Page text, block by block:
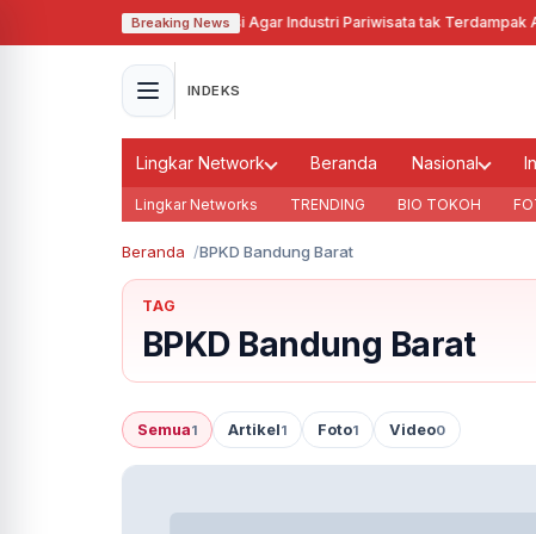
Breaking News
Pj Gubernur Jabar Cari Solusi Agar Industri Pariwisata tak Terdampak
INDEKS
Lingkar Network Beranda Nasional
Lingkar Networks TRENDING BIO TOKOH
Beranda BPKD Bandung Barat
TAG
BPKD Bandung Barat
Semua1 Artikel1 Foto1 Video0